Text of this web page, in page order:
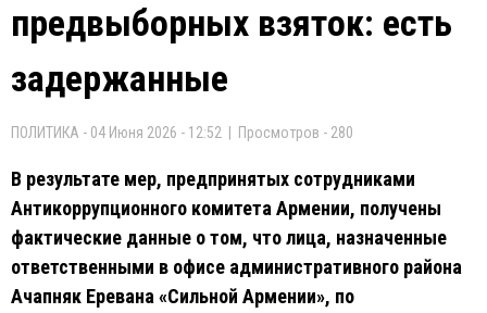
предвыборных взяток: есть
задержанные
ПОЛИТИКА - 04 Июня 2026 - 12:52 | Просмотров - 280
В результате мер, предпринятых сотрудниками
Антикоррупционного комитета Армении, получены
фактические данные о том, что лица, назначенные
ответственными в офисе административного района
Ачапняк Еревана «Сильной Армении», по